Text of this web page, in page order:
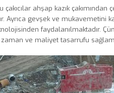
çakıcılar ahşap kazık
Ayrıca gevşek ve
faydalanılmaktadır.
ve maliyet tasarrufu